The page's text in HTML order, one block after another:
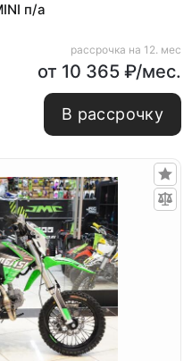
п/а
рассрочка на 12. мес
от 10 365 ₽/мес.
В рассрочку